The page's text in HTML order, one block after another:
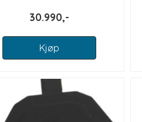
30.990,-
Kjøp